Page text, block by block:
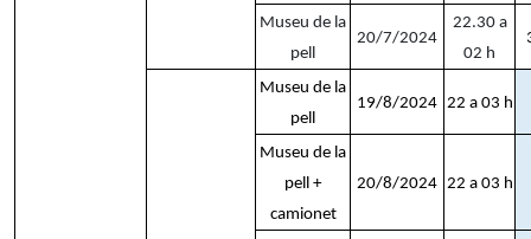
Museu de la
pell
20/7/2024
22.30 a
02 h
Museu de la
pell
19/8/2024 22 a 03 h
Museu de la
pell +
camionet
20/8/2024 22 a 03 h